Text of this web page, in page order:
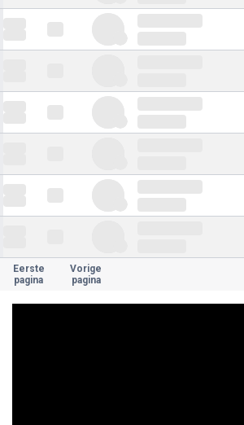
Eerste
pagina
Vorige
pagina